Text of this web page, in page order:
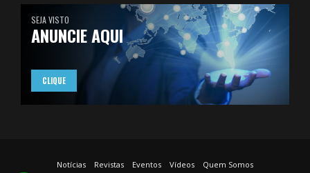
SEJA VISTO
ANUNCIE AQUI
CLIQUE
Notícias Revistas Eventos Vídeos Quem Somos